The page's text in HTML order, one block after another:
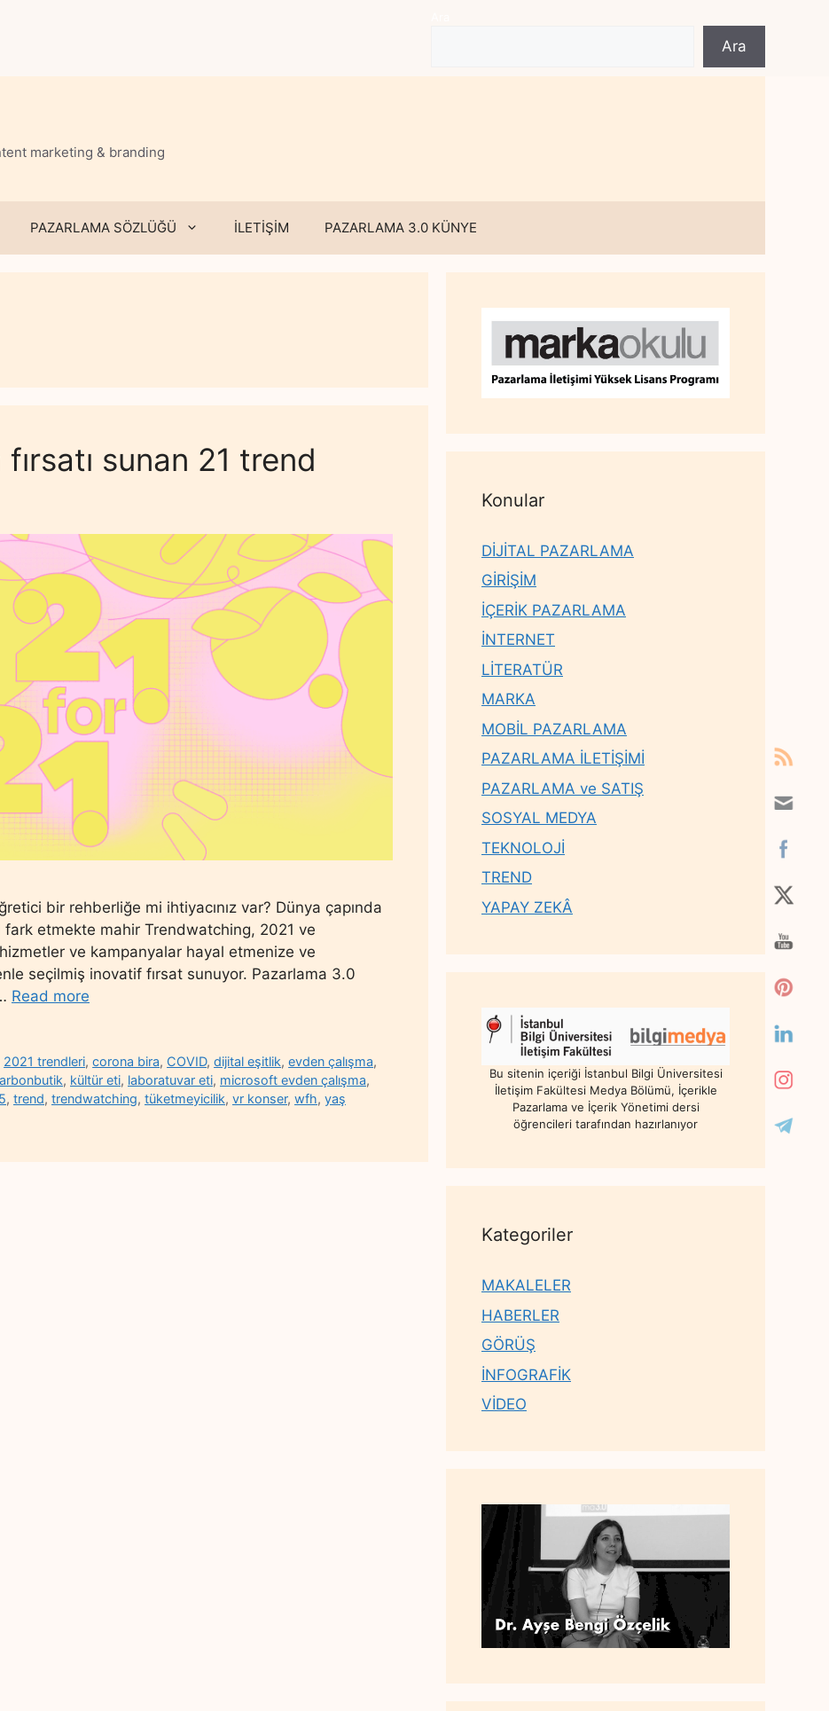
Ara
marketing & branding
PAZARLAMA SÖZLÜĞÜ İLETİŞİM PAZARLAMA 3.0 KÜNYE
sunan 21 trend
bir rehberliğe mi ihtiyacınız var? Dünya çapında
etmekte mahir Trendwatching, 2021 ve
ve kampanyalar hayal etmenize ve
seçilmiş inovatif fırsat sunuyor. Pazarlama 3.0
Read more
2021 trendleri,corona bira, COVID,dijital eşitlik,evden çalışma,
, kültür eti, laboratuvar eti, microsoft evden çalışma,
, trend, trendwatching, tüketmeyicilik, vr konser, wfh, yaş
Konular
DİJİTAL PAZARLAMA
GİRİŞİM
İÇERİK PAZARLAMA
İNTERNET
LİTERATÜR
MARKA
MOBİL PAZARLAMA
PAZARLAMA İLETİŞİMİ
PAZARLAMA ve SATIŞ
SOSYAL MEDYA
TEKNOLOJİ
TREND
YAPAY ZEKÂ
Bu sitenin içeriği İstanbul Bilgi Üniversitesi
İletişim Fakültesi Medya Bölümü, İçerikle
Pazarlama ve İçerik Yönetimi dersi
öğrencileri tarafından hazırlanıyor
Kategoriler
MAKALELER
HABERLER
GÖRÜŞ
İNFOGRAFİK
VİDEO